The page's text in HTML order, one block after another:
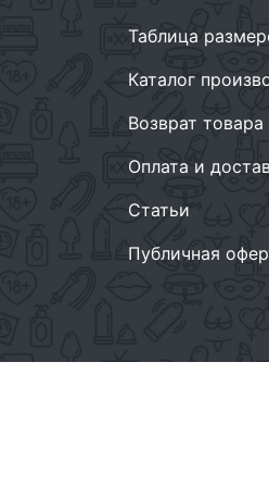
Таблица
Каталог
Возврат товара
Оплата и
Статьи
Публичная